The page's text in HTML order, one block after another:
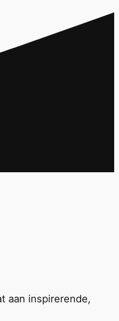
aan inspirerende,